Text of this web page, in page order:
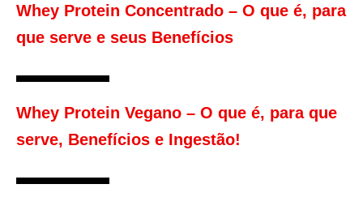
Whey Protein Concentrado – O que é, para
que serve e seus Benefícios
Whey Protein Vegano – O que é, para que
serve, Benefícios e Ingestão!